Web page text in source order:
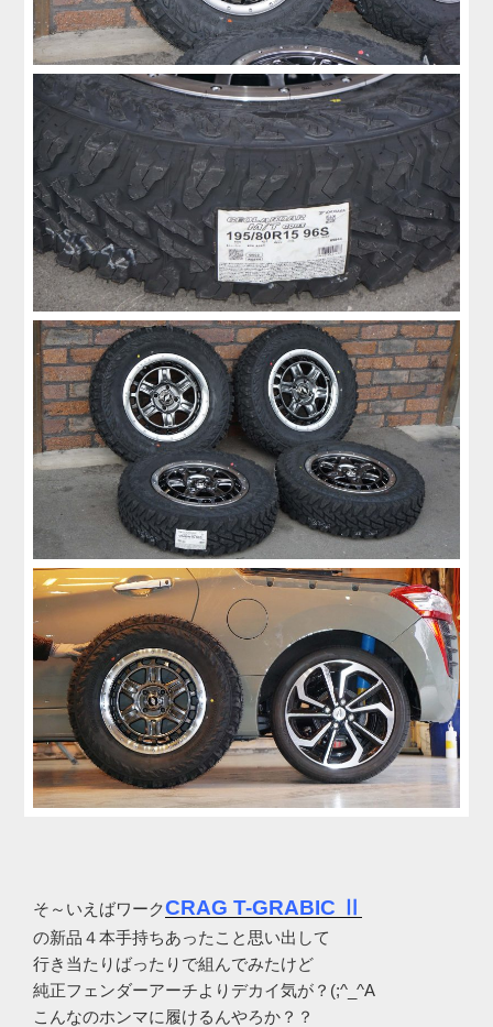
そ～いえばワークCRAG T-GRABIC Ⅱ
の新品４本手持ちあったこと思い出して
行き当たりばったりで組んでみたけど
純正フェンダーアーチよりデカイ気が？(;^_^A
こんなのホンマに履けるんやろか？？